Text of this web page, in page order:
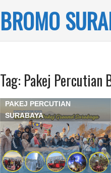
BROMO
Tag: Pakej Percutian
PAKEJ PERCUTIAN
SURABAYA